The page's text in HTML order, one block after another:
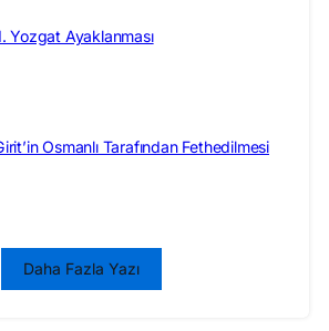
Yozgat Ayaklanması
Osmanlı Tarafından Fethedilmesi
Daha Fazla Yazı